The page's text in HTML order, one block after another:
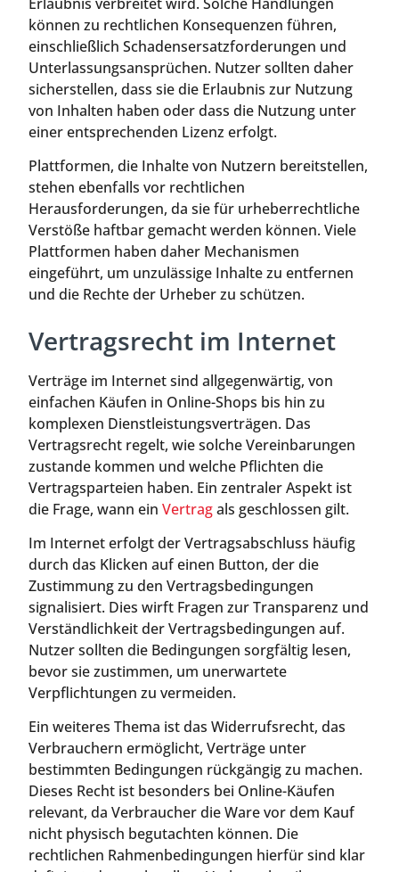
können zu rechtlichen Konsequenzen führen,
einschließlich Schadensersatzforderungen und
Unterlassungsansprüchen. Nutzer sollten daher
sicherstellen, dass sie die Erlaubnis zur Nutzung
von Inhalten haben oder dass die Nutzung unter
einer entsprechenden Lizenz erfolgt.
Plattformen, die Inhalte von Nutzern bereitstellen,
stehen ebenfalls vor rechtlichen
Herausforderungen, da sie für urheberrechtliche
Verstöße haftbar gemacht werden können. Viele
Plattformen haben daher Mechanismen
eingeführt, um unzulässige Inhalte zu entfernen
und die Rechte der Urheber zu schützen.
Vertragsrecht im Internet
Verträge im Internet sind allgegenwärtig, von
einfachen Käufen in Online-Shops bis hin zu
komplexen Dienstleistungsverträgen. Das
Vertragsrecht regelt, wie solche Vereinbarungen
zustande kommen und welche Pflichten die
Vertragsparteien haben. Ein zentraler Aspekt ist
die Frage, wann ein Vertragals geschlossen gilt.
Im Internet erfolgt der Vertragsabschluss häufig
durch das Klicken auf einen Button, der die
Zustimmung zu den Vertragsbedingungen
signalisiert. Dies wirft Fragen zur Transparenz und
Verständlichkeit der Vertragsbedingungen auf.
Nutzer sollten die Bedingungen sorgfältig lesen,
bevor sie zustimmen, um unerwartete
Verpflichtungen zu vermeiden.
Ein weiteres Thema ist das Widerrufsrecht, das
Verbrauchern ermöglicht, Verträge unter
bestimmten Bedingungen rückgängig zu machen.
Dieses Recht ist besonders bei Online-Käufen
relevant, da Verbraucher die Ware vor dem Kauf
nicht physisch begutachten können. Die
rechtlichen Rahmenbedingungen hierfür sind klar